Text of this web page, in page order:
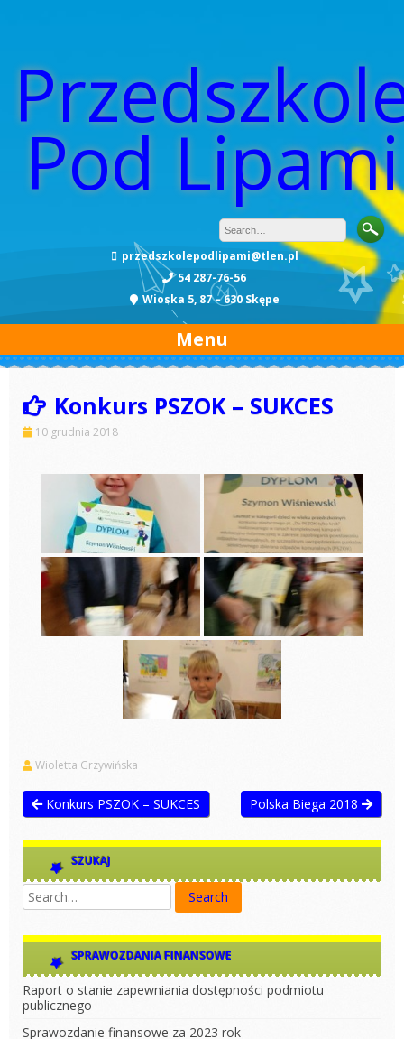
Pod Lipami
przedszkolepodlipami@tlen.pl
54 287-76-56
Wioska 5, 87 – 630 Skępe
Menu
Konkurs PSZOK – SUKCES
10 grudnia 2018
Wioletta Grzywińska
Konkurs PSZOK – SUKCES Polska Biega 2018
SZUKAJ
SPRAWOZDANIA FINANSOWE
Raport o stanie zapewniania dostępności podmiotu
publicznego
Sprawozdanie finansowe za 2023 rok